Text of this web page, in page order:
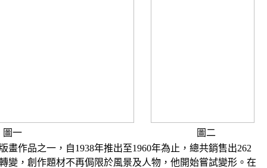
圖一
圖二
畫作品之一，自1938年推出至1960年為止，總共銷售出262
變，創作題材不再侷限於風景及人物，他開始嘗試變形。在